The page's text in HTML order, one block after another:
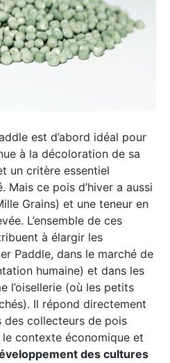
est d’abord idéal pour
à la décoloration de sa
un critère essentiel
Mais ce pois d’hiver a aussi
Grains) et une teneur en
L’ensemble de ces
à élargir les
Paddle, dans le marché de
humaine) et dans les
l’oisellerie (où les petits
Il répond directement
collecteurs de pois
contexte économique et
des cultures